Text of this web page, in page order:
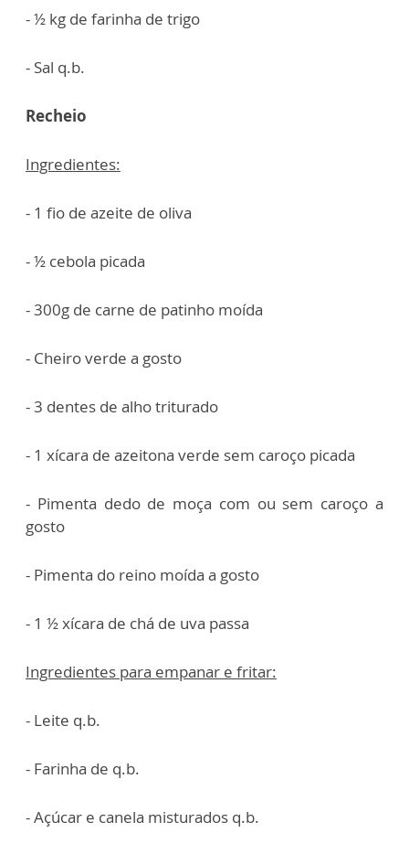
- ½ kg de farinha de trigo
- Sal q.b.
Recheio
Ingredientes:
- 1 fio de azeite de oliva
- ½ cebola picada
- 300g de carne de patinho moída
- Cheiro verde a gosto
- 3 dentes de alho triturado
- 1 xícara de azeitona verde sem caroço picada
- Pimenta dedo de moça com ou sem caroço a
gosto
- Pimenta do reino moída a gosto
- 1 ½ xícara de chá de uva passa
Ingredientes para empanar e fritar:
- Leite q.b.
- Farinha de q.b.
- Açúcar e canela misturados q.b.